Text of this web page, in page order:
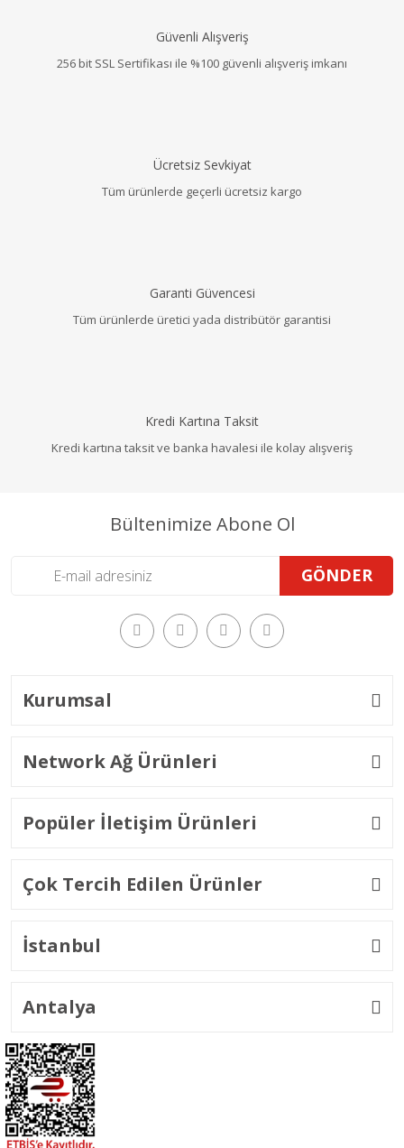
Güvenli Alışveriş
256 bit SSL Sertifikası ile %100 güvenli alışveriş imkanı
Ücretsiz Sevkiyat
Tüm ürünlerde geçerli ücretsiz kargo
Garanti Güvencesi
Tüm ürünlerde üretici yada distribütör garantisi
Kredi Kartına Taksit
Kredi kartına taksit ve banka havalesi ile kolay alışveriş
Bültenimize Abone Ol
GÖNDER
Kurumsal
Network Ağ Ürünleri
Popüler İletişim Ürünleri
Çok Tercih Edilen Ürünler
İstanbul
Antalya